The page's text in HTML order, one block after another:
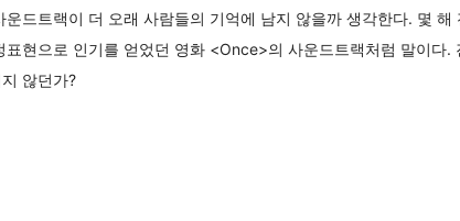
드트랙이 더 오래 사람들의 기억에 남지 않을까 생각한다. 몇
현으로 인기를 얻었던 영화 <Once>의 사운드트랙처럼 말이다.
않던가?